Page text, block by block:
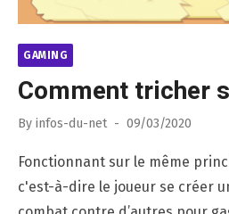
GAMING
Comment tricher
By infos-du-net
Posted
09/03/2020
Fonctionnant sur le même
c'est-à-dire le joueur se créer